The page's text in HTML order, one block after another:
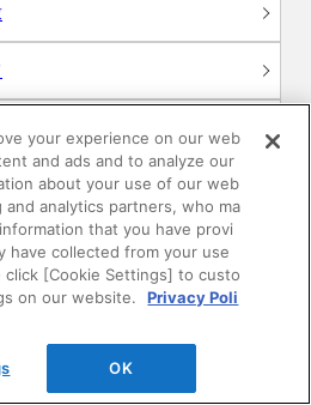
ション
your experience on our web
and ads and to analyze our
about your use of our web
analytics partners, who ma
that you have provi
have collected from your use
click [Cookie Settings] to custo
on our website.
Privacy Poli
OK